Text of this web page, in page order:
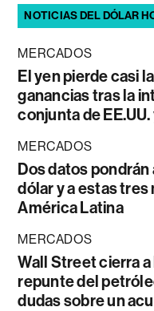
NOTICIAS DEL DÓLAR
MERCADOS
El yen pierde casi
ganancias tras la
conjunta de
MERCADOS
Dos datos pondrán
dólar y a estas tres
América Latina
MERCADOS
Wall Street cierra a
repunte del
dudas sobre un